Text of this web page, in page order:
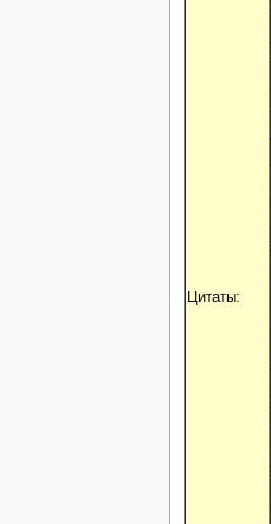
Цитаты: